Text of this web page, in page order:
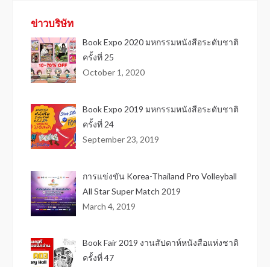
ข่าวบริษัท
Book Expo 2020 มหกรรมหนังสือระดับชาติ
ครั้งที่ 25
October 1, 2020
Book Expo 2019 มหกรรมหนังสือระดับชาติ
ครั้งที่ 24
September 23, 2019
การแข่งขัน Korea-Thailand Pro Volleyball
All Star Super Match 2019
March 4, 2019
Book Fair 2019 งานสัปดาห์หนังสือแห่งชาติ
ครั้งที่ 47